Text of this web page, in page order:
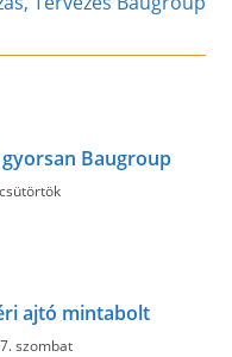
Baugroup
ajtó mintabolt
szombat